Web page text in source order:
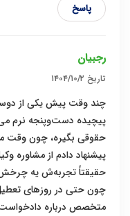
پاسخ
رجبیان
تاریخ ۱۴۰۴/۱۰/۲
چند وقت پیش یکی از
پیچیده دست‌وپنجه نرم
حقوقی بگیره، چون
پیشنهاد دادم از مشاوره
حقیقتاً تجربه‌ش یه چرخش
چون حتی در روزهای
متخصص درباره دادخواست